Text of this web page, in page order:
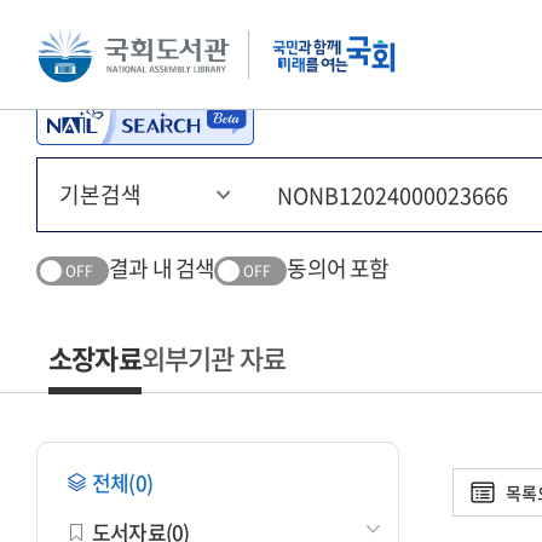
본문 바로가기 주메뉴 바로가기
OFF 결과 내 검색 OFF 동의어 포함
소장자료외부기관 자료
전체(0)
도서자료(0)
목록